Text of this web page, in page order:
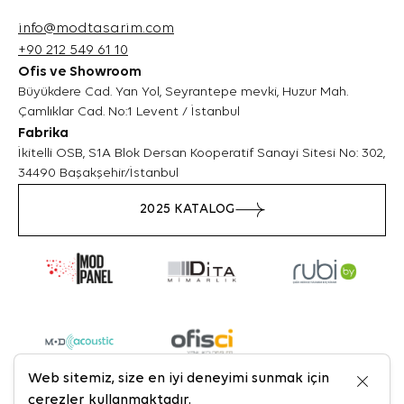
info@modtasarim.com
+90 212 549 61 10
Ofis ve Showroom
Büyükdere Cad. Yan Yol, Seyrantepe mevki, Huzur Mah.
Çamlıklar Cad. No:1 Levent / İstanbul
Fabrika
İkitelli OSB, S1A Blok Dersan Kooperatif Sanayi Sitesi No: 302,
34490 Başakşehir/İstanbul
2025 KATALOG
genel eğilim yönünü belirlemektir. Ziyaretçi
kimliklerinin tespitini sağlayabilecek verileri
içermezler. Örneğin, gösterilen hata mesajı
sayısı veya en çok ziyaret edilen sayfaları
gösterirler.
3.5.İşlevsel/Fonksiyonel Çerezler
Ziyaretçinin site içerisinde yaptığı seçimleri
kaydederek bir sonraki ziyarette hatırlar. Bu
kolaylığı sağlamaktır. Örneğin, site
kullanıcısının ziyaret ettiği her bir sayfada
kullanıcı şifresini tekrar girmesini önler.
3.6. Hedefleme/Reklam Çerezleri
görüntülendiğinin hesaplanmasını sağlarlar.
Bu tür çerezlerin amacı, ziyaretçilerin ilgi
alanlarına özelleştirilmiş reklamların
Web sitemiz, size en iyi deneyimi sunmak için
çerezler kullanmaktadır.